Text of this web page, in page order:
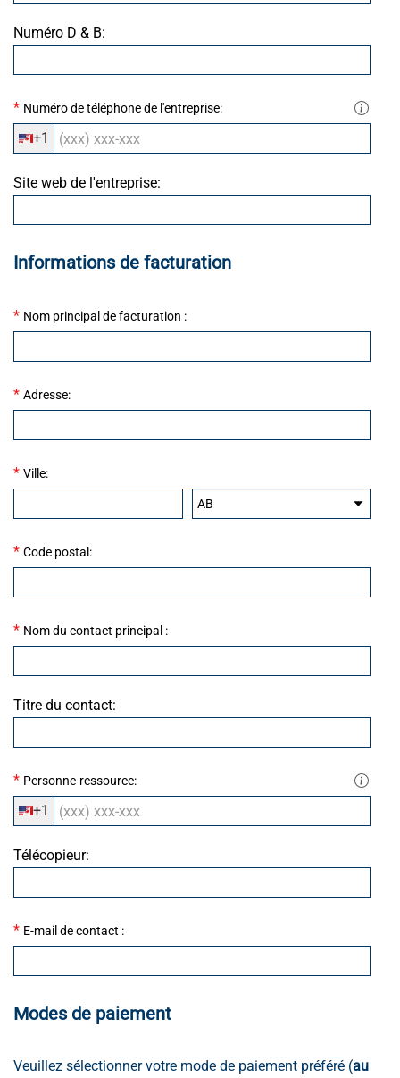
Numéro D & B:
* Numéro de téléphone de l'entreprise:
+1
Site web de l'entreprise:
Informations de facturation
* Nom principal de facturation :
* Adresse:
* Ville:
* Code postal:
* Nom du contact principal :
Titre du contact:
* Personne-ressource:
+1
Télécopieur:
* E-mail de contact :
Modes de paiement
Veuillez sélectionner votre mode de paiement préféré (au